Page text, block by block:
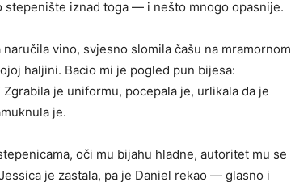
iznad toga — i nešto mnogo opasnije.
vino, svjesno slomila čašu na mramornom
haljini. Bacio mi je pogled pun bijesa:
je uniformu, pocepala je, urlikala da je
je.
oči mu bijahu hladne, autoritet mu se
je zastala, pa je Daniel rekao — glasno i